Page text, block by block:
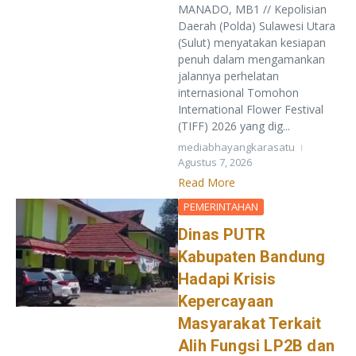
MANADO, MB1 // Kepolisian
Daerah (Polda) Sulawesi Utara
(Sulut) menyatakan kesiapan
penuh dalam mengamankan
jalannya perhelatan
internasional Tomohon
International Flower Festival
(TIFF) 2026 yang dig...
mediabhayangkarasatu
Agustus 7, 2026
Read More
PEMERINTAHAN
Dinas PUTR
Kabupaten Bandung
Hadapi Krisis
Kepercayaan
Masyarakat Terkait
Alih Fungsi LP2B dan